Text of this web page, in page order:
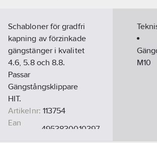
Schabloner för gradfri
kapning av förzinkade
gängstänger i kvalitet
4.6, 5.8 och 8.8.
Passar
Gängstångsklippare
HIT.
Artikelnr: 113754
Ean
4953830010397
M10